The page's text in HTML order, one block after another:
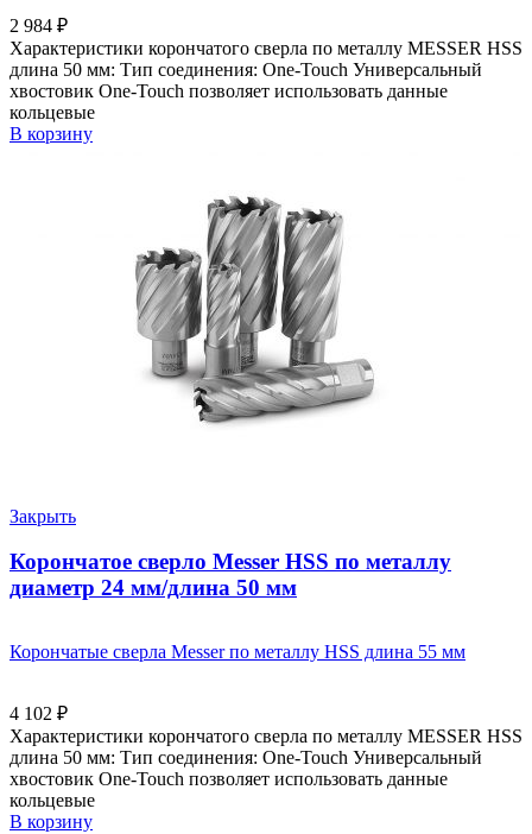
2 984 ₽
Характеристики корончатого сверла по металлу MESSER HSS
длина 50 мм: Тип соединения: One-Touch Универсальный
хвостовик Оne-Touch позволяет использовать данные
кольцевые
В корзину
Закрыть
Корончатое сверло Messer HSS по металлу
диаметр 24 мм/длина 50 мм
Корончатые сверла Messer по металлу HSS длина 55 мм
4 102 ₽
Характеристики корончатого сверла по металлу MESSER HSS
длина 50 мм: Тип соединения: One-Touch Универсальный
хвостовик Оne-Touch позволяет использовать данные
кольцевые
В корзину